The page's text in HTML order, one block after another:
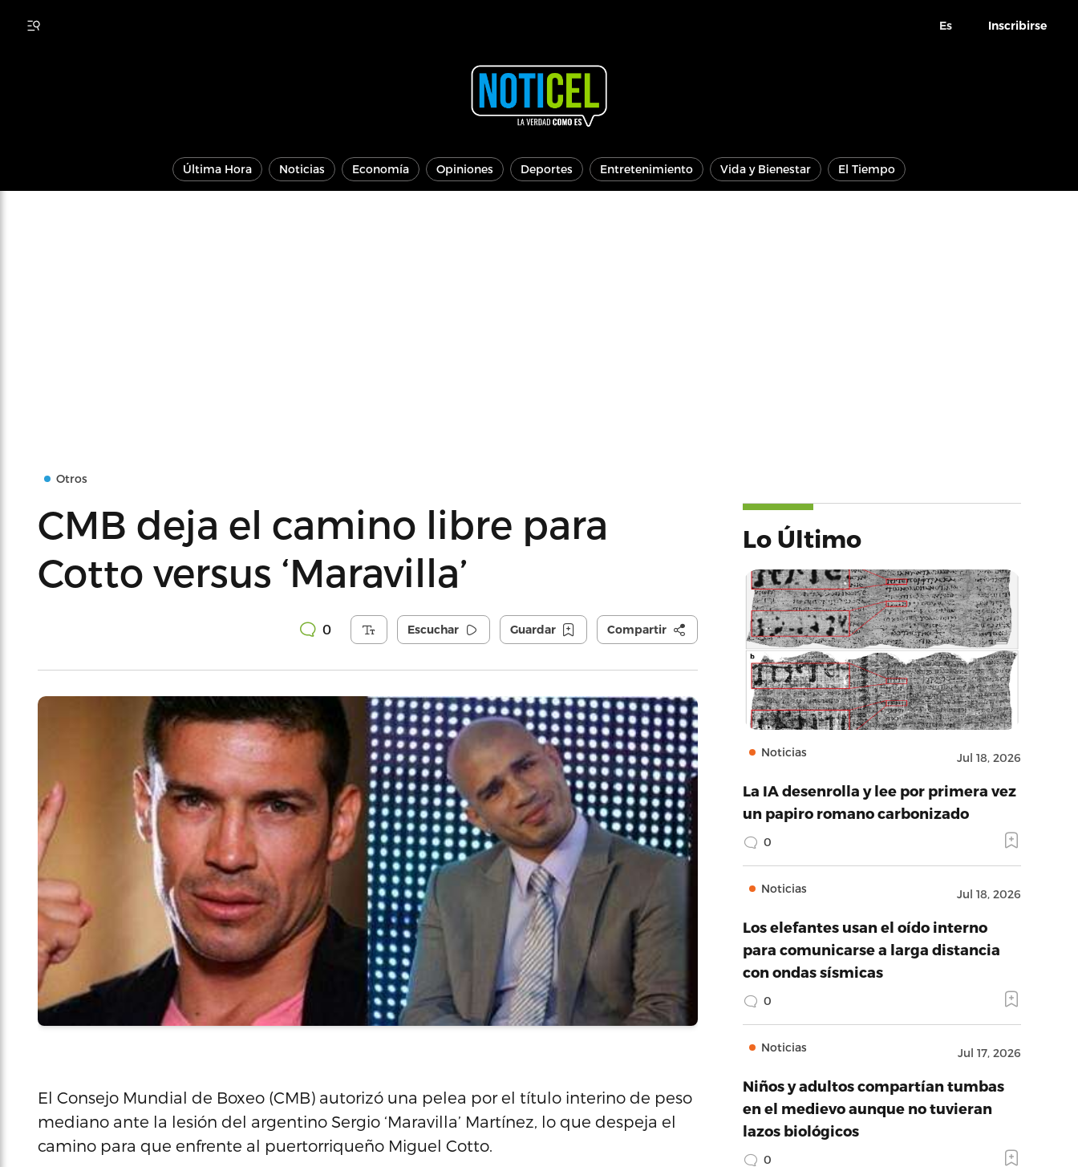
Es Inscribirse
Última Hora Noticias Economía Opiniones Deportes Entretenimiento Vida y Bienestar El Tiempo
Otros
CMB deja el camino libre para
Cotto versus ‘Maravilla’
0 Escuchar Guardar Compartir
El Consejo Mundial de Boxeo (CMB) autorizó una pelea por el título interino de peso
mediano ante la lesión del argentino Sergio ‘Maravilla’ Martínez, lo que despeja el
camino para que enfrente al puertorriqueño Miguel Cotto.
Lo Último
Noticias Jul 18, 2026
La IA desenrolla y lee por primera vez
un papiro romano carbonizado
0
Noticias Jul 18, 2026
Los elefantes usan el oído interno
para comunicarse a larga distancia
con ondas sísmicas
0
Noticias Jul 17, 2026
Niños y adultos compartían tumbas
en el medievo aunque no tuvieran
lazos biológicos
0